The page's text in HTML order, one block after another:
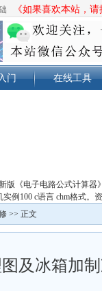
《如果喜欢本站，
门 在线工具
版《电子电路公式计算器
例100 c语言 chm格式。
>> 正文
及冰箱加